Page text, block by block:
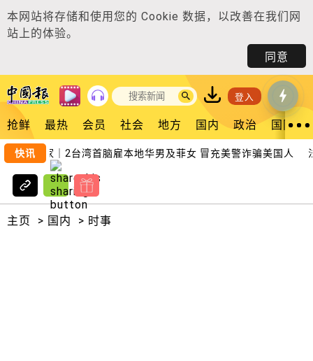
本网站将存储和使用您的 Cookie 数据，以改善在我们网
站上的体验。
同意
登入
抢鲜 最热 会员 社会 地方 国内 政治 国际
快讯
独家｜2台湾首脑雇本地华男及菲女 冒充美警诈骗美国人 法
主页 > 国内 > 时事